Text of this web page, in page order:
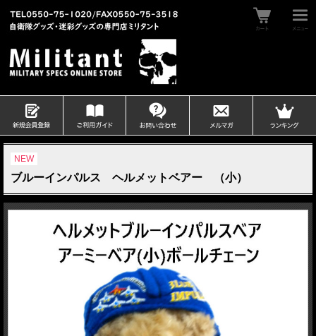
NEW
ブルーインパルス ヘルメットベアー （小）